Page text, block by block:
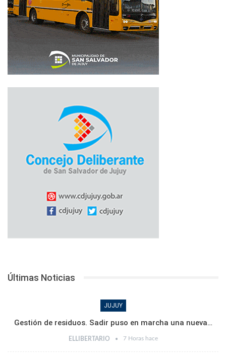
Últimas Noticias
JUJUY
Gestión de residuos. Sadir puso en marcha una nueva…
ELLIBERTARIO 7 Horas hace